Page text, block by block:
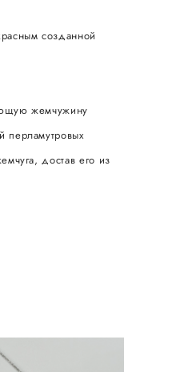
созданной
жемчужину
перламутровых
достав его из